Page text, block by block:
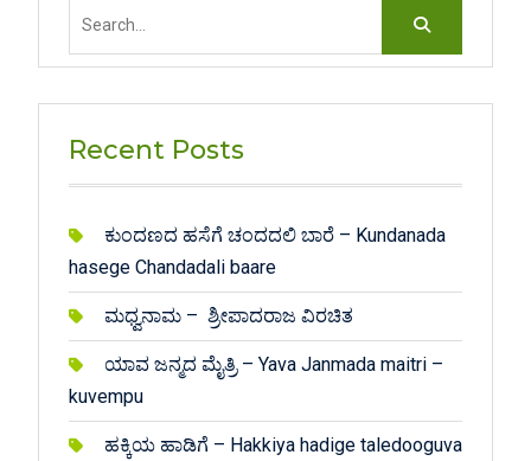
Recent Posts
ಕುಂದಣದ ಹಸೆಗೆ ಚಂದದಲಿ ಬಾರೆ – Kundanada
hasege Chandadali baare
ಮಧ್ವನಾಮ – ಶ್ರೀಪಾದರಾಜ ವಿರಚಿತ
ಯಾವ ಜನ್ಮದ ಮೈತ್ರಿ – Yava Janmada maitri –
kuvempu
ಹಕ್ಕಿಯ ಹಾಡಿಗೆ – Hakkiya hadige taledooguva